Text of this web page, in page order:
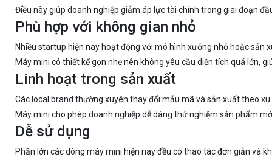
Điều này giúp doanh nghiệp giảm áp lực tài chính trong giai đoạn
Phù hợp với không gian nhỏ
Nhiều startup hiện nay hoạt động với mô hình xưởng nhỏ hoặc sản
Máy mini có thiết kế gọn nhẹ nên không yêu cầu diện tích quá lớn,
Linh hoạt trong sản xuất
Các local brand thường xuyên thay đổi mẫu mã và sản xuất theo
Máy mini cho phép doanh nghiệp dễ dàng thử nghiệm sản phẩm
Dễ sử dụng
Phần lớn các dòng máy mini hiện nay đều có thao tác đơn giản và